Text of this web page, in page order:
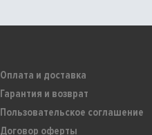
Оплата и доставка
Гарантия и возврат
Пользовательское соглашение
Договор оферты